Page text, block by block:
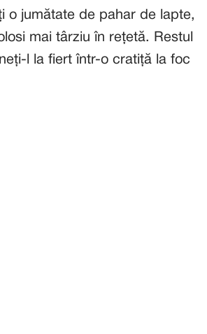
o jumătate de pahar de lapte,
mai târziu în rețetă. Restul
l la fiert într-o cratiță la foc